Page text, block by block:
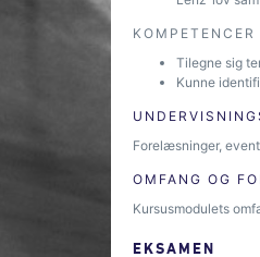
KOMPETENCER
Tilegne sig
Kunne
Forelæsninger,
OMFANG OG
Kursusmodulets
EKSAMEN